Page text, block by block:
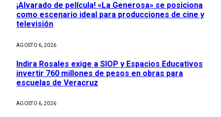
¡Alvarado de película! «La Generosa» se posiciona
como escenario ideal para producciones de cine y
televisión
AGOSTO 6, 2026
Indira Rosales exige a SIOP y Espacios Educativos
invertir 760 millones de pesos en obras para
escuelas de Veracruz
AGOSTO 6, 2026